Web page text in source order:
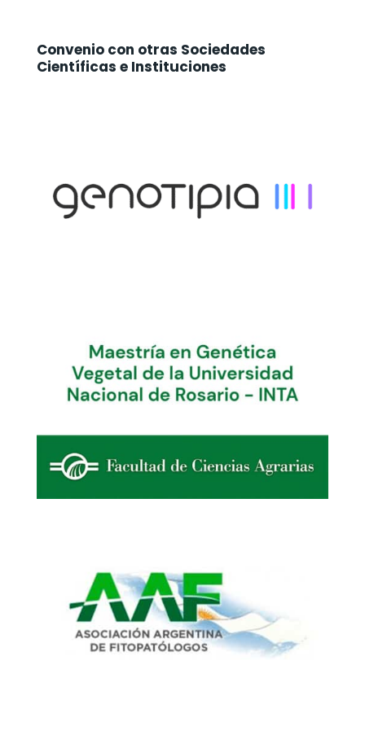
Convenio con otras Sociedades
Científicas e Instituciones